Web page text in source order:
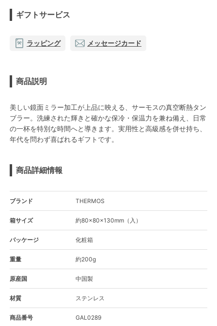
ギフトサービス
ラッピング メッセージカード
商品説明
美しい鏡面ミラー加工が上品に映える、サーモスの真空断熱タン
ブラー。洗練された輝きと確かな保冷・保温力を兼ね備え、日常
の一杯を特別な時間へと導きます。実用性と高級感を併せ持ち、
年代を問わず喜ばれるギフトです。
商品詳細情報
ブランド THERMOS
箱サイズ 約80×80×130mm（入）
パッケージ 化粧箱
重量 約200g
原産国 中国製
材質 ステンレス
商品番号 GAL0289